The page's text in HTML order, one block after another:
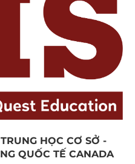
HỌC CƠ SỞ -
QUỐC TẾ CANADA